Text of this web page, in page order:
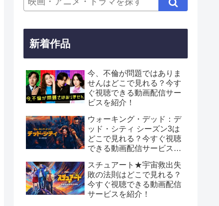
新着作品
今、不倫が問題ではありま
せんはどこで見れる？今す
ぐ視聴できる動画配信サー
ビスを紹介！
ウォーキング・デッド：デ
ッド・シティ シーズン3は
どこで見れる？今すぐ視聴
できる動画配信サービスを
スチュアート★宇宙救出失
敗の法則はどこで見れる？
今すぐ視聴できる動画配信
サービスを紹介！